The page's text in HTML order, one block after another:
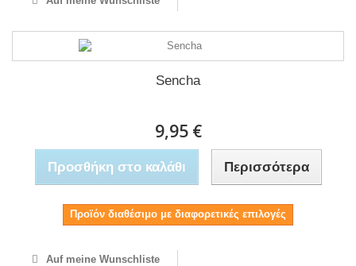
Sencha
9,95 €
Προσθήκη στο καλάθι Περισσότερα
Προϊόν διαθέσιμο με διαφορετικές επιλογές
Auf meine Wunschliste